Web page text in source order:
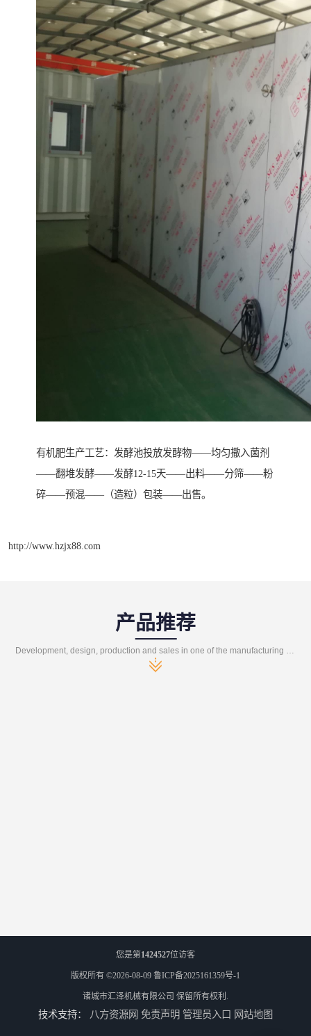
有机肥生产工艺：发酵池投放发酵物——均匀撒入菌剂
——翻堆发酵——发酵12-15天——出料——分筛——粉
碎——预混——（造粒）包装——出售。
http://www.hzjx88.com
产品推荐
Development, design, production and sales in one of the manufacturing enterprises
您是第1424527位访客
版权所有 ©2026-08-09 鲁ICP备2025161359号-1
诸城市汇泽机械有限公司 保留所有权利.
技术支持： 八方资源网 免责声明 管理员入口 网站地图